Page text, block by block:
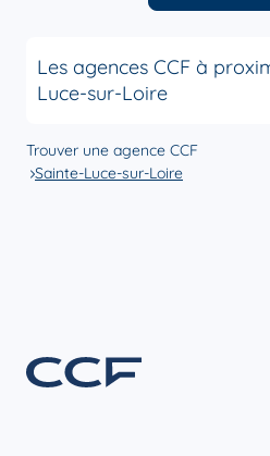
Les agences CCF à
Luce-sur-Loire
Trouver une agence CCF
Sainte-Luce-sur-Loire